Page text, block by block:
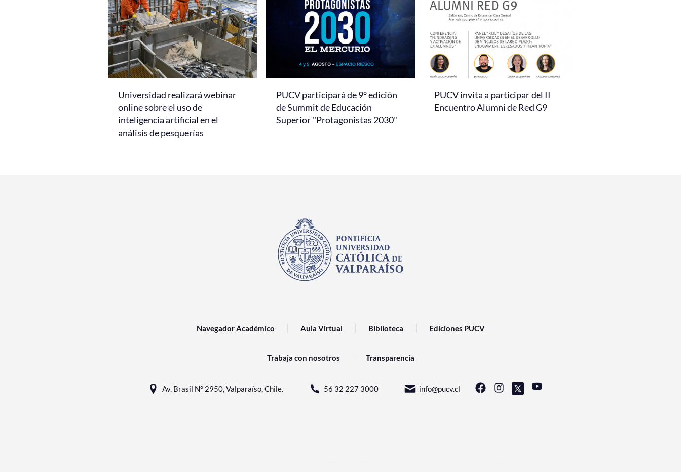
Universidad realizará webinar
online sobre el uso de
inteligencia artificial en el
análisis de pesquerías
PUCV participará de 9° edición
de Summit de Educación
Superior ''Protagonistas 2030''
PUCV invita a participar del II
Encuentro Alumni de Red G9
Navegador Académico Aula Virtual Biblioteca Ediciones PUCV
Trabaja con nosotros Transparencia
Av. Brasil N° 2950, Valparaíso, Chile. 56 32 227 3000 info@pucv.cl